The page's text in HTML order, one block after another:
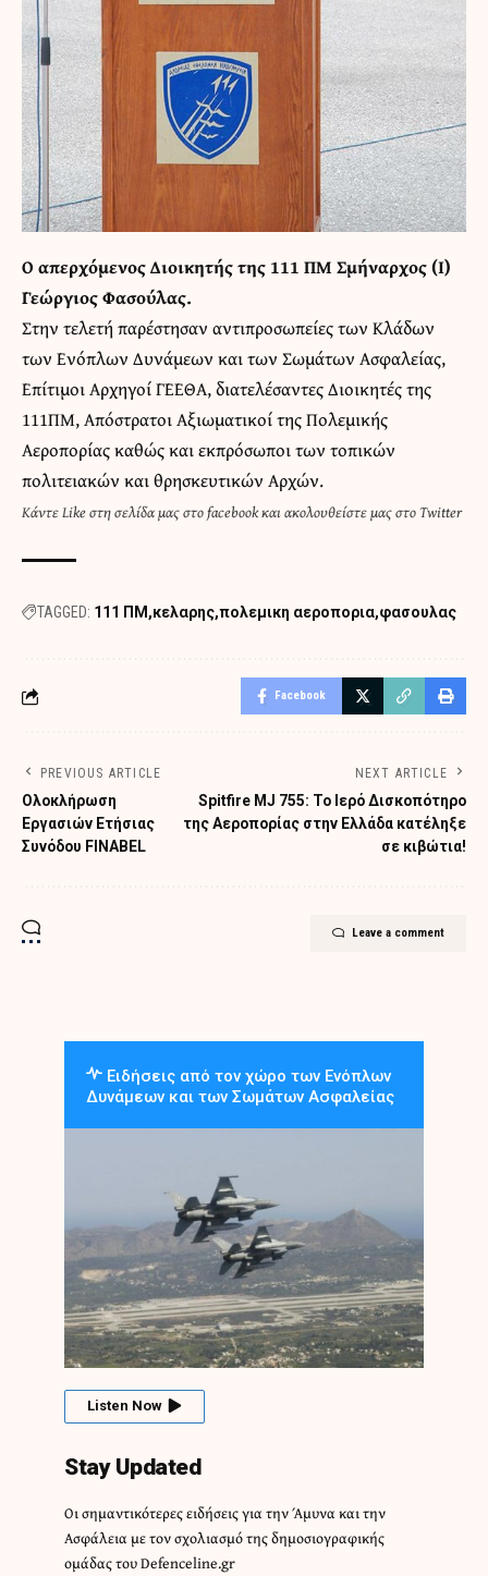
Ο απερχόμενος Διοικητής της 111 ΠΜ Σμήναρχος (Ι)
Γεώργιος Φασούλας.
Στην τελετή παρέστησαν αντιπροσωπείες των Κλάδων
των Ενόπλων Δυνάμεων και των Σωμάτων Ασφαλείας,
Επίτιμοι Αρχηγοί ΓΕΕΘΑ, διατελέσαντες Διοικητές της
111ΠΜ, Απόστρατοι Αξιωματικοί της Πολεμικής
Αεροπορίας καθώς και εκπρόσωποι των τοπικών
πολιτειακών και θρησκευτικών Αρχών.
ΚάντεLike στη σελίδα μας στο facebookκαιακολουθείστε μας στο Twitter
TAGGED: 111 ΠΜ κελαρης πολεμικη αεροπορια φασουλας
Facebook
PREVIOUS ARTICLE
Ολοκλήρωση
Εργασιών Ετήσιας
Συνόδου FINABEL
NEXT ARTICLE
Spitfire MJ 755: Το Ιερό Δισκοπότηρο
της Αεροπορίας στην Ελλάδα κατέληξε
σε κιβώτια!
Leave a comment
Ειδήσεις από τον χώρο των Ενόπλων
Δυνάμεων και των Σωμάτων Ασφαλείας
Listen Now
Stay Updated
Οι σημαντικότερες ειδήσεις για την Άμυνα και την
Ασφάλεια με τον σχολιασμό της δημοσιογραφικής
ομάδας του Defenceline.gr